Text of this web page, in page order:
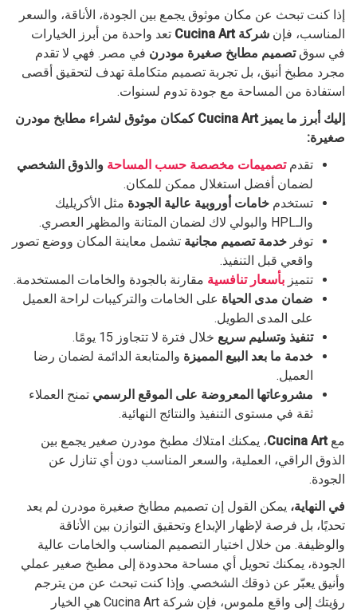
إذا كنت تبحث عن مكان موثوق يجمع بين الجودة، الأناقة، والسعر
المناسب، فإن شركة Cucina Art
تعد واحدة من أبرز الخيارات
في سوقتصميم مطابخ صغيرة مودرن في مصر. فهي لا تقدم
مجرد مطبخ أنيق، بل تجربة تصميم متكاملة تهدف لتحقيق أقصى
استفادة من المساحة مع جودة تدوم لسنوات.
إليك أبرز ما يميز Cucina Art كمكان موثوق لشراء مطابخ مودرن
صغيرة:
تقدمتصميمات مخصصة حسب المساحة والذوق الشخصي
لضمان أفضل استغلال ممكن للمكان.
تستخدم خامات أوروبية عالية الجودة مثل الأكريليك
والـHPL والبولي لاك لضمان المتانة والمظهر العصري.
توفر خدمة تصميم مجانية تشمل معاينة المكان ووضع تصور
واقعي قبل التنفيذ.
تتميز بأسعار تنافسية مقارنة بالجودة والخامات المستخدمة.
ضمان مدى الحياة على الخامات والتركيبات لراحة العميل
على المدى الطويل.
تنفيذ وتسليم سريع خلال فترة لا تتجاوز 15 يومًا.
خدمة ما بعد البيع المميزة والمتابعة الدائمة لضمان رضا
العميل.
مشروعاتها المعروضة على الموقع الرسمي تمنح العملاء
ثقة في مستوى التنفيذ والنتائج النهائية.
مع Cucina Art، يمكنك امتلاك مطبخ مودرن صغير يجمع بين
الذوق الراقي، العملية، والسعر المناسب دون أي تنازل عن
الجودة.
في النهاية، يمكن القول إن تصميم مطابخ صغيرة مودرن لم يعد
تحديًا، بل فرصة لإظهار الإبداع وتحقيق التوازن بين الأناقة
والوظيفة. من خلال اختيار التصميم المناسب والخامات عالية
الجودة، يمكنك تحويل أي مساحة محدودة إلى مطبخ صغير عملي
وأنيق يعبّر عن ذوقك الشخصي. وإذا كنت تبحث عن من يترجم
رؤيتك إلى واقع ملموس، فإن شركة Cucina Art هي الخيار